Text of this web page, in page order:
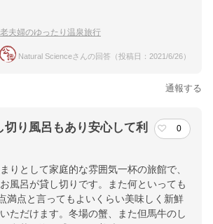
老夫婦のゆったり温泉旅行
Natural Scienceさんの回答（投稿日：2021/6/26）
通報する
り風呂もあり安心して利
0
りとして家庭的な雰囲気一杯の旅館で、
風呂が貸し切りです。また何といっても
満点と言ってもよいくらい美味しく新鮮
ただけます。冬場の蟹、また但馬牛のし